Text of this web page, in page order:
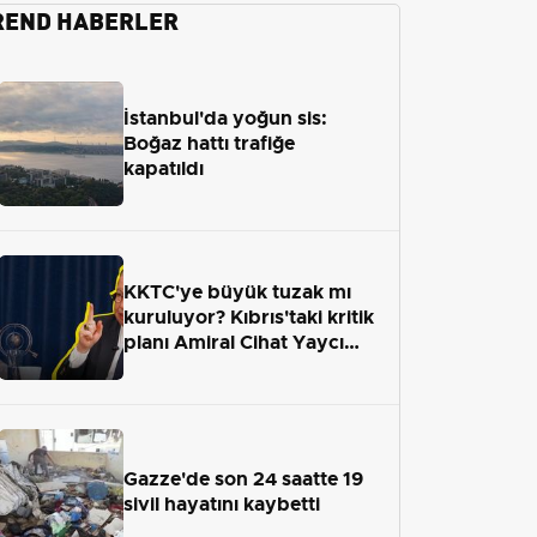
HABERLER
İstanbul'da yoğun sis:
Boğaz hattı trafiğe
kapatıldı
KKTC'ye büyük tuzak mı
kuruluyor? Kıbrıs'taki kritik
planı Amiral Cihat Yaycı
Gazze'de son 24 saatte 19
sivil hayatını kaybetti